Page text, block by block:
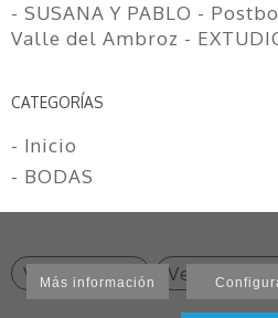
- SUSANA Y PABLO -
Valle del Ambroz -
CATEGORÍAS
- Inicio
- BODAS
Ver anterior Ver
Más información